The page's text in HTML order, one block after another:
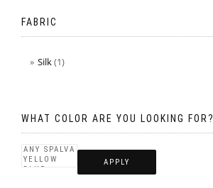
FABRIC
Silk(1)
WHAT COLOR ARE YOU LOOKING FOR?
APPLY